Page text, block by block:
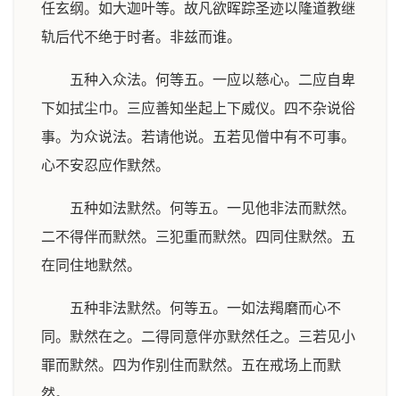
任玄纲。如大迦叶等。故凡欲晖踪圣迹以隆道教继
轨后代不绝于时者。非兹而谁。
五种入众法。何等五。一应以慈心。二应自卑
下如拭尘巾。三应善知坐起上下威仪。四不杂说俗
事。为众说法。若请他说。五若见僧中有不可事。
心不安忍应作默然。
五种如法默然。何等五。一见他非法而默然。
二不得伴而默然。三犯重而默然。四同住默然。五
在同住地默然。
五种非法默然。何等五。一如法羯磨而心不
同。默然在之。二得同意伴亦默然任之。三若见小
罪而默然。四为作别住而默然。五在戒场上而默